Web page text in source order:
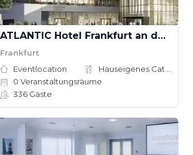
ATLANTIC Hotel Frankfurt an der Messe
Frankfurt
Eventlocation
0 Veranstaltungsräume
336 Gäste